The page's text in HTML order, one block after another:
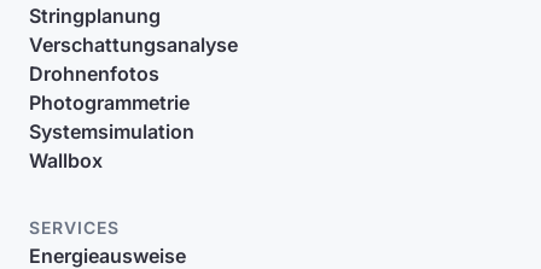
Stringplanung
Verschattungsanalyse
Drohnenfotos
Photogrammetrie
Systemsimulation
Wallbox
SERVICES
Energieausweise